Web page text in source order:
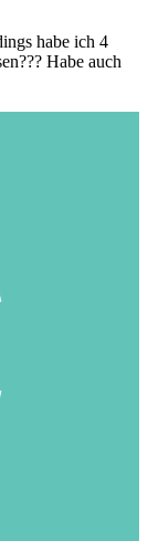
habe ich 4
Habe auch